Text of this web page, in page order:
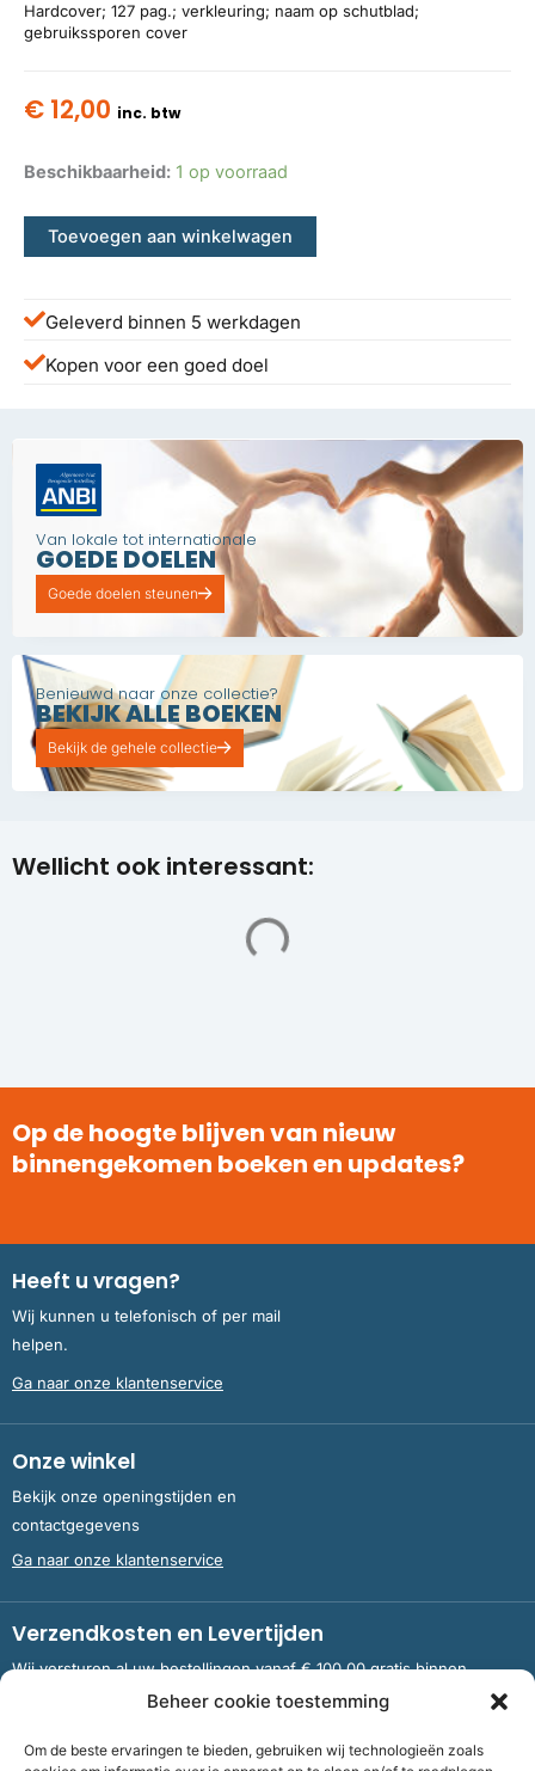
Beheer cookie toestemming
Om de beste ervaringen te bieden, gebruiken wij technologieën zoals
Hardcover; 127 pag.; verkleuring; naam op schutblad;
gebruikssporen cover
€ 12,00 inc. btw
Beschikbaarheid: 1 op voorraad
Toevoegen aan winkelwagen
Geleverd binnen 5 werkdagen
Kopen voor een goed doel
Van lokale tot internationale
GOEDE DOELEN
Goede doelen steunen
Benieuwd naar onze collectie?
BEKIJK ALLE BOEKEN
Bekijk de gehele collectie
Wellicht ook interessant:
Op de hoogte blijven van nieuw
binnengekomen boeken en updates?
Heeft u vragen?
Wij kunnen u telefonisch of per mail
helpen.
Ga naar onze klantenservice
Onze winkel
Bekijk onze openingstijden en
contactgegevens
Ga naar onze klantenservice
Verzendkosten en Levertijden
Wij versturen al uw bestellingen vanaf € 100,00 gratis binnen
Nederland en België.
Meer informatie over verzendkosten en levertijden